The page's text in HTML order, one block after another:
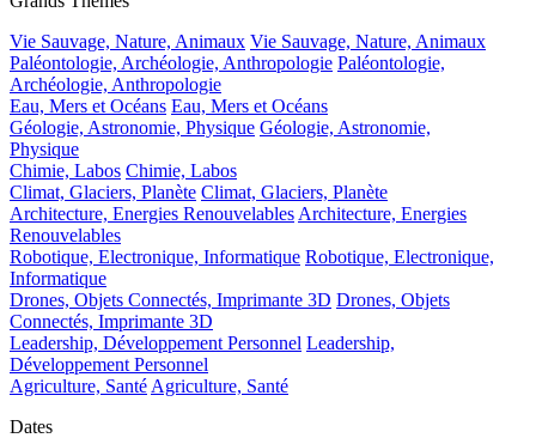
Vie Sauvage, Nature, Animaux Vie Sauvage, Nature, Animaux
Paléontologie, Archéologie, Anthropologie Paléontologie,
Archéologie, Anthropologie
Eau, Mers et Océans Eau, Mers et Océans
Géologie, Astronomie, Physique Géologie, Astronomie,
Physique
Chimie, Labos Chimie, Labos
Climat, Glaciers, Planète Climat, Glaciers, Planète
Architecture, Energies Renouvelables Architecture, Energies
Renouvelables
Robotique, Electronique, Informatique Robotique, Electronique,
Informatique
Drones, Objets Connectés, Imprimante 3D Drones, Objets
Connectés, Imprimante 3D
Leadership, Développement Personnel Leadership,
Développement Personnel
Agriculture, Santé Agriculture, Santé
Dates